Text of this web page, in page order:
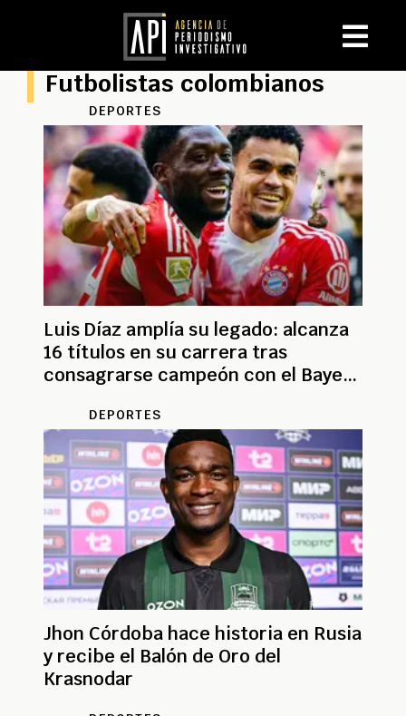
Futbolistas colombianos
DEPORTES
Luis Díaz amplía su legado: alcanza
16 títulos en su carrera tras
consagrarse campeón con el Bayern
DEPORTES
Jhon Córdoba hace historia en Rusia
y recibe el Balón de Oro del
Krasnodar